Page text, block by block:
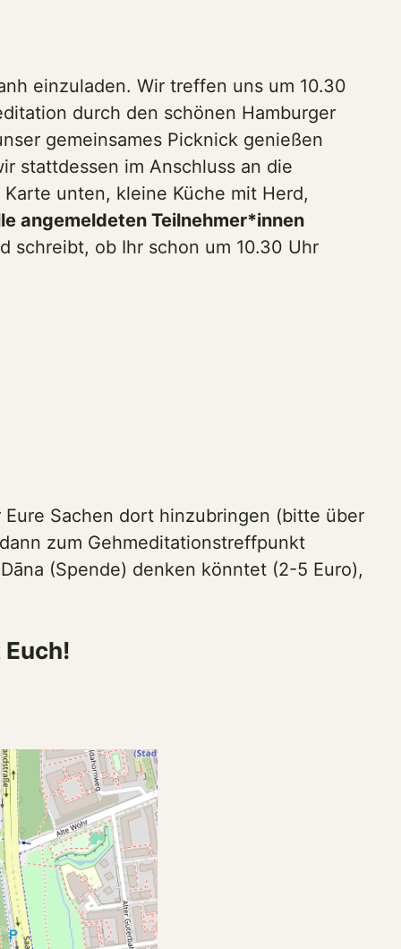
einzuladen. Wir treffen uns um 10.30
durch den schönen Hamburger
gemeinsames Picknick genießen
stattdessen im Anschluss an die
unten, kleine Küche mit Herd,
angemeldeten Teilnehmer*innen
schreibt, ob Ihr schon um 10.30 Uhr
Sachen dort hinzubringen (bitte über
zum Gehmeditationstreffpunkt
(Spende) denken könntet (2-5 Euro),